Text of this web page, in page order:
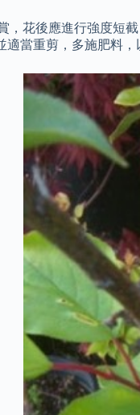
，花後應進行強度短
適當重剪，多施肥料